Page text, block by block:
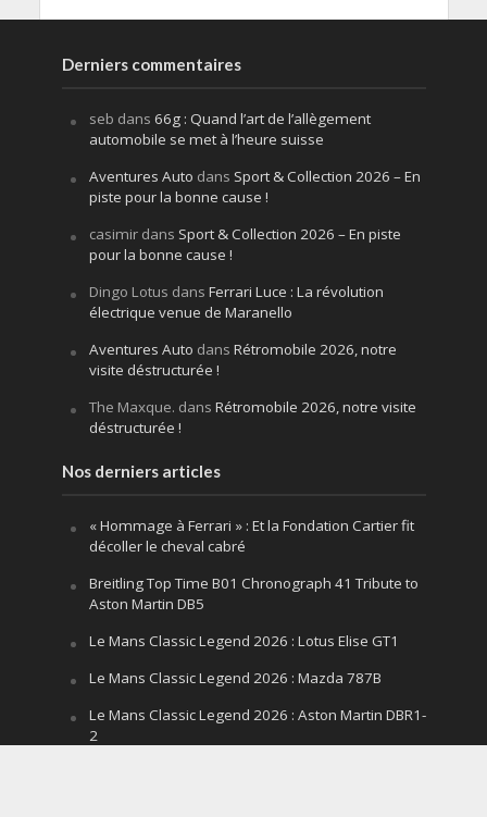
Derniers commentaires
seb dans 66g : Quand l’art de l’allègement
automobile se met à l’heure suisse
Aventures Auto dans Sport & Collection 2026 – En
piste pour la bonne cause !
casimirdans Sport & Collection 2026 – En piste
pour la bonne cause !
Dingo Lotus dans Ferrari Luce : La révolution
électrique venue de Maranello
Aventures Auto dans Rétromobile 2026, notre
visite déstructurée !
The Maxque. dans Rétromobile 2026, notre visite
déstructurée !
Nos derniers articles
« Hommage à Ferrari » : Et la Fondation Cartier fit
décoller le cheval cabré
Breitling Top Time B01 Chronograph 41 Tribute to
Aston Martin DB5
Le Mans Classic Legend 2026 : Lotus Elise GT1
Le Mans Classic Legend 2026 : Mazda 787B
Le Mans Classic Legend 2026 : Aston Martin DBR1-
2